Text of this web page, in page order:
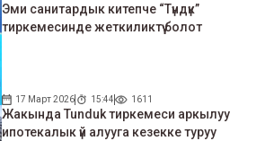
Эми санитардык китепче “Түндүк”
тиркемесинде жеткиликтүү болот
17 Март 2026 15:44 1611
Жакында Tunduk тиркемеси аркылуу
ипотекалык үй алууга кезекке туруу